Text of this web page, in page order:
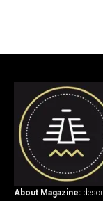
About Magazine: